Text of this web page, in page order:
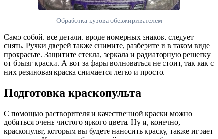
Обработка кузова обезжиривателем
Само собой, все детали, вроде номерных знаков, следует
снять. Ручки дверей также снимите, разберите и в таком виде
прокрасьте. Защитите стекла, зеркала и радиаторную решетку
от брызг краски. А вот за фары волноваться не стоит, так как с
них резиновая краска снимается легко и просто.
Подготовка краскопульта
С помощью растворителя и качественной краски можно
добиться очень чистого яркого цвета. Ну и, конечно,
краскопульт, которым вы будете наносить краску, также играет